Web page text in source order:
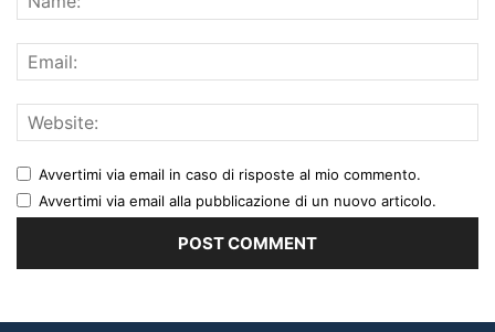
Avvertimi via email in caso di risposte al mio commento.
Avvertimi via email alla pubblicazione di un nuovo articolo.